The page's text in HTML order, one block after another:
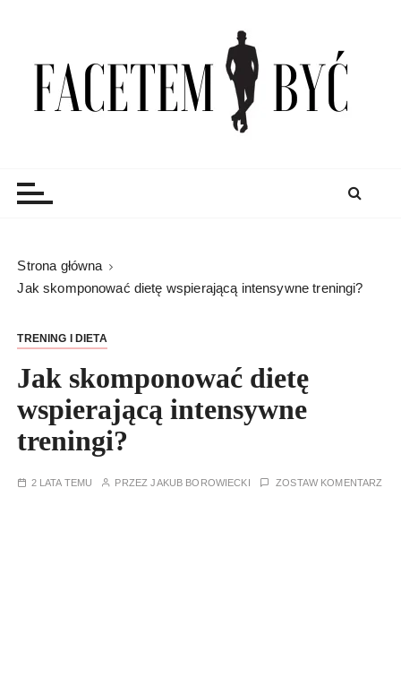
Strona główna
Jak skomponować dietę wspierającą intensywne treningi?
TRENING I DIETA
Jak skomponować dietę
wspierającą intensywne
treningi?
2 LATA TEMU PRZEZJAKUB BOROWIECKI ZOSTAW KOMENTARZ